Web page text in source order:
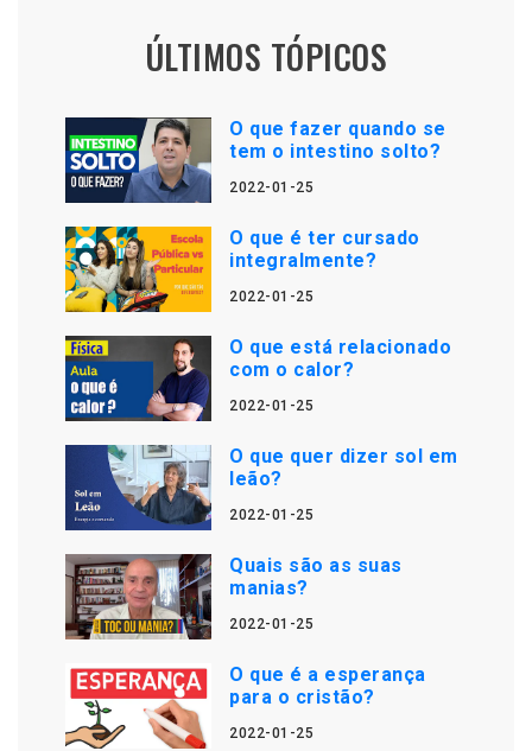
ÚLTIMOS TÓPICOS
O que fazer quando se
tem o intestino solto?
2022-01-25
O que é ter cursado
integralmente?
2022-01-25
O que está relacionado
com o calor?
2022-01-25
O que quer dizer sol em
leão?
2022-01-25
Quais são as suas
manias?
2022-01-25
O que é a esperança
para o cristão?
2022-01-25